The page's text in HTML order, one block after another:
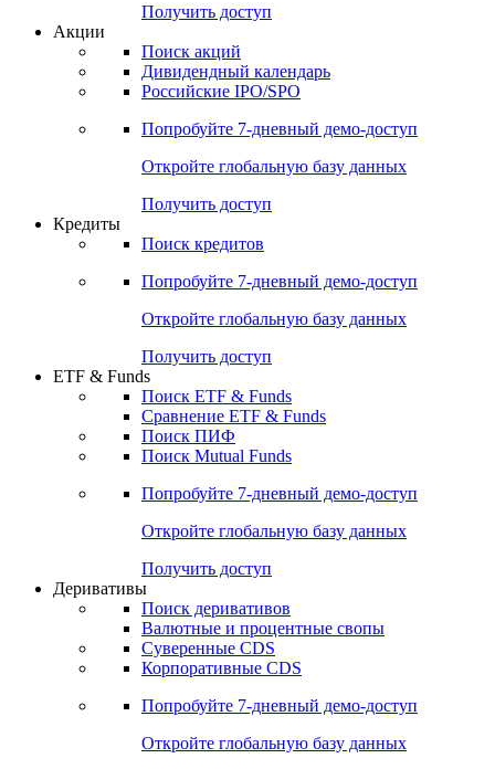
Получить доступ
Акции
Поиск акций
Дивидендный календарь
Российские IPO/SPO
Попробуйте 7-дневный демо-доступ
Откройте глобальную базу данных
Получить доступ
Кредиты
Поиск кредитов
Попробуйте 7-дневный демо-доступ
Откройте глобальную базу данных
Получить доступ
ETF & Funds
Поиск ETF & Funds
Сравнение ETF & Funds
Поиск ПИФ
Поиск Mutual Funds
Попробуйте 7-дневный демо-доступ
Откройте глобальную базу данных
Получить доступ
Деривативы
Поиск деривативов
Валютные и процентные свопы
Суверенные CDS
Корпоративные CDS
Попробуйте 7-дневный демо-доступ
Откройте глобальную базу данных